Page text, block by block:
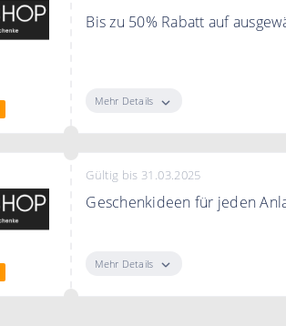
Bis zu 50% Rabatt auf
Mehr Details
Gültig bis 31.03.2025
Geschenkideen für jeden
Mehr Details